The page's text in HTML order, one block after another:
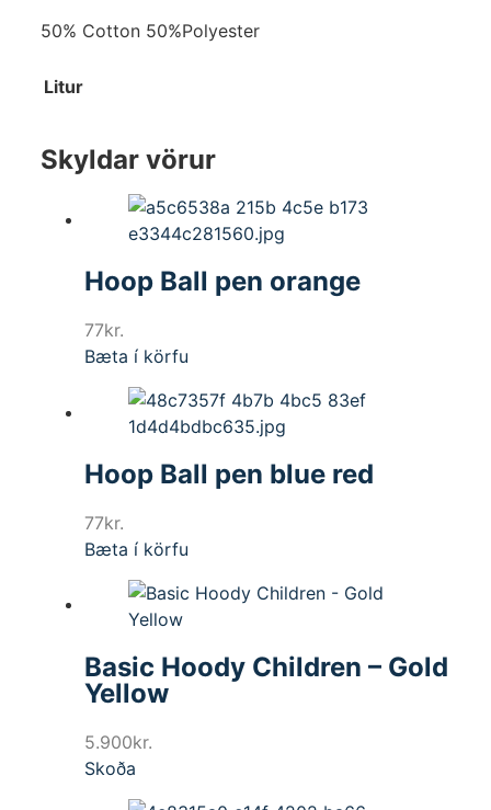
50% Cotton 50%Polyester
Litur
Skyldar vörur
Hoop Ball pen orange
77kr.
Bæta í körfu
Hoop Ball pen blue red
77kr.
Bæta í körfu
Basic Hoody Children – Gold
Yellow
5.900kr.
Skoða